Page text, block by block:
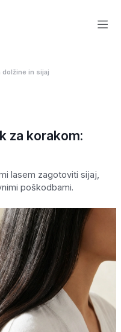
dolžine in sijaj
za korakom:
lasem zagotoviti sijaj,
poškodbami.